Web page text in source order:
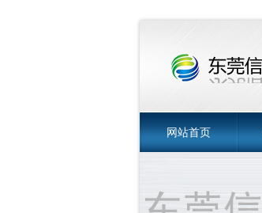
网站首页